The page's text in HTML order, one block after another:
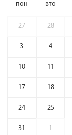
пон вто
27 28
3 4
10 11
17 18
24 25
31 1